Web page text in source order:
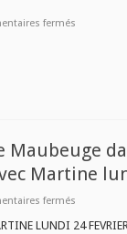
fermés
Maubeuge
Martine
fermés
jardiniers
LUNDI 24